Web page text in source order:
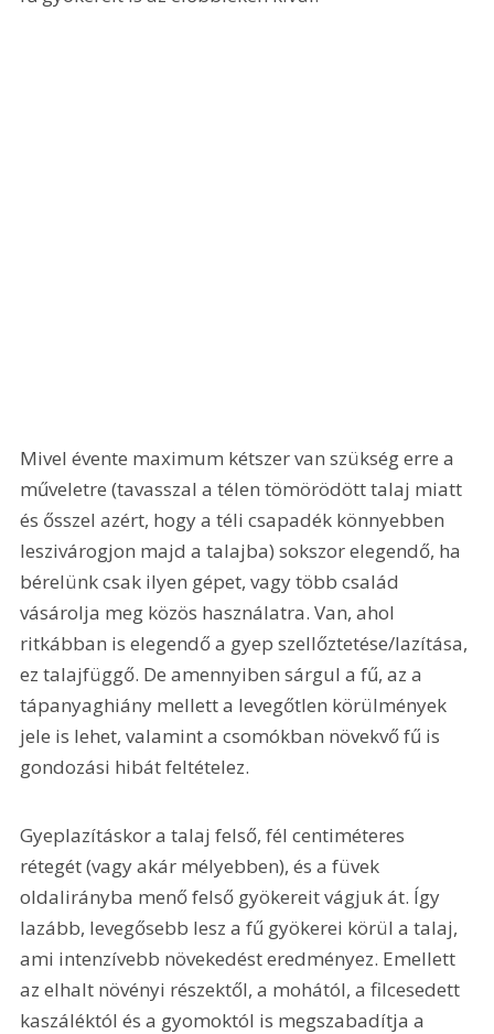
Mivel évente maximum kétszer van szükség erre a
műveletre (tavasszal a télen tömörödött talaj miatt
és ősszel azért, hogy a téli csapadék könnyebben
leszivárogjon majd a talajba) sokszor elegendő, ha
bérelünk csak ilyen gépet, vagy több család
vásárolja meg közös használatra. Van, ahol
ritkábban is elegendő a gyep szellőztetése/lazítása,
ez talajfüggő. De amennyiben sárgul a fű, az a
tápanyaghiány mellett a levegőtlen körülmények
jele is lehet, valamint a csomókban növekvő fű is
gondozási hibát feltételez.
Gyeplazításkor a talaj felső, fél centiméteres
rétegét (vagy akár mélyebben), és a füvek
oldalirányba menő felső gyökereit vágjuk át. Így
lazább, levegősebb lesz a fű gyökerei körül a talaj,
ami intenzívebb növekedést eredményez. Emellett
az elhalt növényi részektől, a mohától, a filcesedett
kaszáléktól és a gyomoktól is megszabadítja a